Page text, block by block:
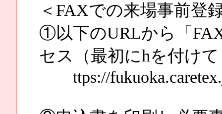
＜FAXでの来場事前登
①以下のURLから「
セス（最初にhを付け
ttps://